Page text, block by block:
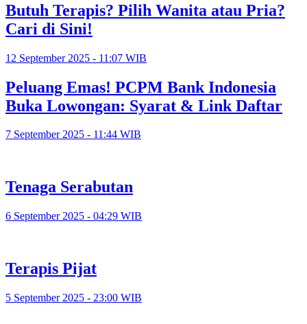
Butuh Terapis? Pilih Wanita atau Pria?
Cari di Sini!
12 September 2025 - 11:07 WIB
Peluang Emas! PCPM Bank Indonesia
Buka Lowongan: Syarat & Link Daftar
7 September 2025 - 11:44 WIB
Tenaga Serabutan
6 September 2025 - 04:29 WIB
Terapis Pijat
5 September 2025 - 23:00 WIB